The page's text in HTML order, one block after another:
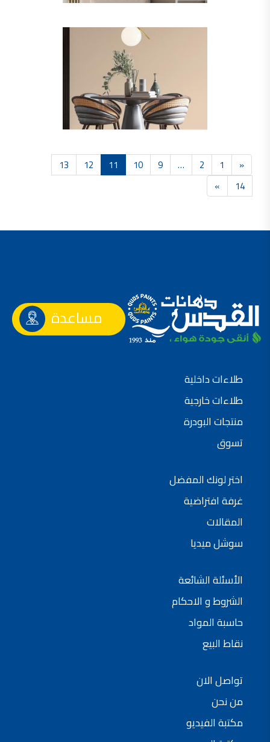
«
1
2
…
9
10
11
12
13
14
»
مساعدة
طلاءات داخلية
طلاءات خارجية
منتجات البودرة
تسوق
اختر لونك المفضل
غرفة افتراضية
المقالات
سوشل ميديا
الأسئلة الشائعة
الشروط و الاحكام
حاسبة المواد
نقاط البيع
تواصل الان
من نحن
مكتبة الفيديو